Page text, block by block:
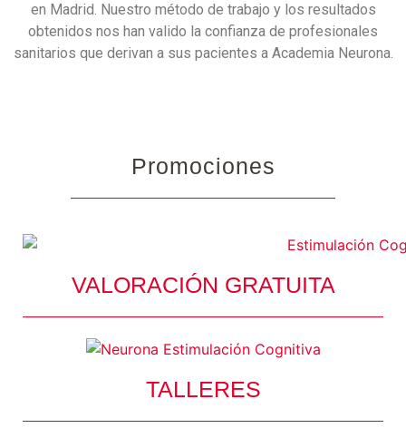
en Madrid. Nuestro método de trabajo y los resultados
obtenidos nos han valido la confianza de profesionales
sanitarios que derivan a sus pacientes a Academia Neurona.
Promociones
VALORACIÓN GRATUITA
TALLERES